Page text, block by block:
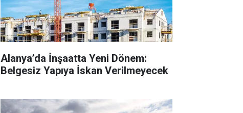
Alanya’da İnşaatta Yeni Dönem:
Belgesiz Yapıya İskan Verilmeyecek